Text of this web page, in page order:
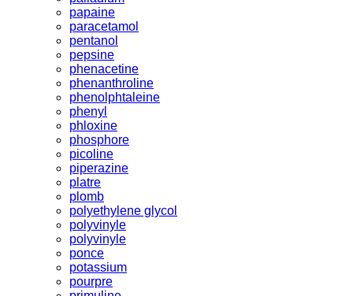
papaine
paracetamol
pentanol
pepsine
phenacetine
phenanthroline
phenolphtaleine
phenyl
phloxine
phosphore
picoline
piperazine
platre
plomb
polyethylene glycol
polyvinyle
polyvinyle
ponce
potassium
pourpre